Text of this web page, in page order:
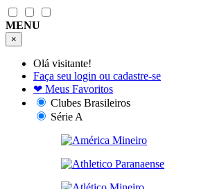
MENU
×
Olá visitante!
Faça seu login ou cadastre-se
❤ Meus Favoritos
Clubes Brasileiros
Série A